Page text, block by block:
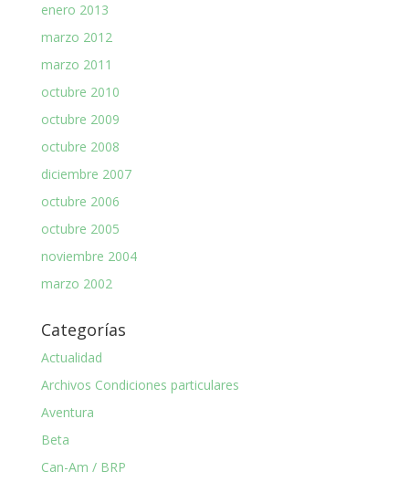
enero 2013
marzo 2012
marzo 2011
octubre 2010
octubre 2009
octubre 2008
diciembre 2007
octubre 2006
octubre 2005
noviembre 2004
marzo 2002
Categorías
Actualidad
Archivos Condiciones particulares
Aventura
Beta
Can-Am / BRP